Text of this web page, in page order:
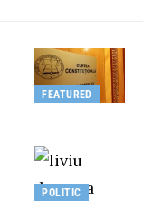
FEATURED
POLITIC